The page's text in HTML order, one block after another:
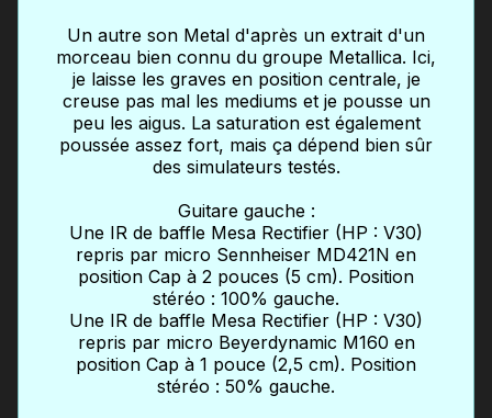
Un autre son Metal d'après un extrait d'un
morceau bien connu du groupe Metallica. Ici,
je laisse les graves en position centrale, je
creuse pas mal les mediums et je pousse un
peu les aigus. La saturation est également
poussée assez fort, mais ça dépend bien sûr
des simulateurs testés.
Guitare gauche :
Une IR de baffle Mesa Rectifier (HP : V30)
repris par micro Sennheiser MD421N en
position Cap à 2 pouces (5 cm). Position
stéréo : 100% gauche.
Une IR de baffle Mesa Rectifier (HP : V30)
repris par micro Beyerdynamic M160 en
position Cap à 1 pouce (2,5 cm). Position
stéréo : 50% gauche.